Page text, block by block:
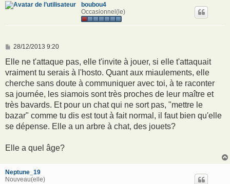
boubou4
Occasionnel(le)
M
s
a
g
28/12/2013 9:20
Elle ne t'attaque pas, elle t'invite à jouer, si elle t'attaquait
vraiment tu serais à l'hosto. Quant aux miaulements, elle
cherche sans doute à communiquer avec toi, à te raconter
sa journée, les siamois sont très proches de leur maître et
très bavards. Et pour un chat qui ne sort pas, "mettre le
bazar" comme tu dis est tout à fait normal, il faut bien qu'elle
se dépense. Elle a un arbre à chat, des jouets?
Elle a quel âge?
Neptune_19
Nouveau(elle)